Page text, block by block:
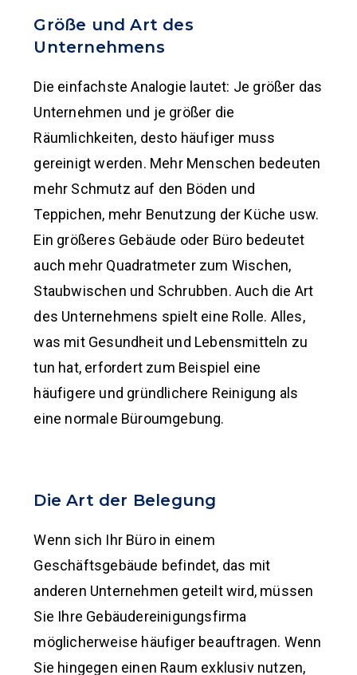
Größe und Art des
Unternehmens
Die einfachste Analogie lautet: Je größer das
Unternehmen und je größer die
Räumlichkeiten, desto häufiger muss
gereinigt werden. Mehr Menschen bedeuten
mehr Schmutz auf den Böden und
Teppichen, mehr Benutzung der Küche usw.
Ein größeres Gebäude oder Büro bedeutet
auch mehr Quadratmeter zum Wischen,
Staubwischen und Schrubben. Auch die Art
des Unternehmens spielt eine Rolle. Alles,
was mit Gesundheit und Lebensmitteln zu
tun hat, erfordert zum Beispiel eine
häufigere und gründlichere Reinigung als
eine normale Büroumgebung.
Die Art der Belegung
Wenn sich Ihr Büro in einem
Geschäftsgebäude befindet, das mit
anderen Unternehmen geteilt wird, müssen
Sie Ihre Gebäudereinigungsfirma
möglicherweise häufiger beauftragen. Wenn
Sie hingegen einen Raum exklusiv nutzen,